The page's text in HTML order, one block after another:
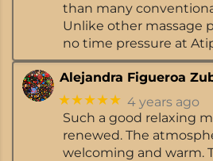
than many
Unlike other massage
no time pressure at
Alejandra Figueroa
★★★★★ 4 years ago
Such a good relaxing
renewed. The
welcoming and warm.